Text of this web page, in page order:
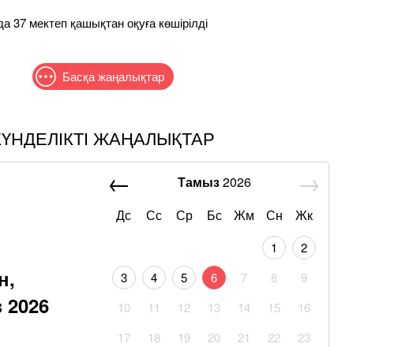
37 мектеп қашықтан оқуға көшірілді
Басқа жаңалықтар
ЖАҢАЛЫҚТАР
Тамыз2026
Дс
Сс Ср Бс Жм Сн Жк
1
2
3
4 5 6 7 8
9
10
11 12 13 14 15
16
17
18 19 20 21 22
23